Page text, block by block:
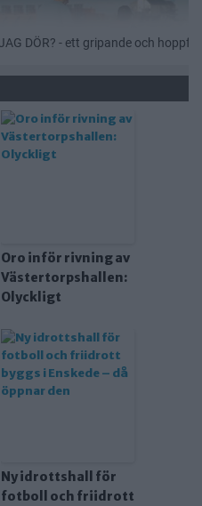
Oro inför rivning av
Västertorpshallen:
Olyckligt
Ny idrottshall för
fotboll och friidrott